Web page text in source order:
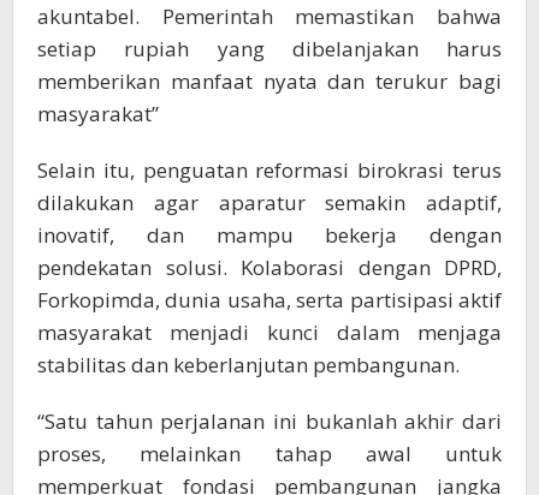
akuntabel. Pemerintah memastikan bahwa
setiap rupiah yang dibelanjakan harus
memberikan manfaat nyata dan terukur bagi
masyarakat”
Selain itu, penguatan reformasi birokrasi terus
dilakukan agar aparatur semakin adaptif,
inovatif, dan mampu bekerja dengan
pendekatan solusi. Kolaborasi dengan DPRD,
Forkopimda, dunia usaha, serta partisipasi aktif
masyarakat menjadi kunci dalam menjaga
stabilitas dan keberlanjutan pembangunan.
“Satu tahun perjalanan ini bukanlah akhir dari
proses, melainkan tahap awal untuk
memperkuat fondasi pembangunan jangka